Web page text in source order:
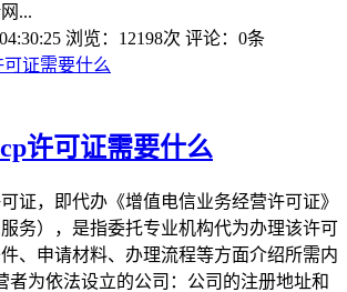
...
浏览：12198次 评论：0条
许可证需要什么
证，即代办《增值电信业务经营许可证》
服务），是指委托专业机构代为办理该许可
、申请材料、办理流程等方面介绍所需内
者为依法设立的公司：公司的注册地址和